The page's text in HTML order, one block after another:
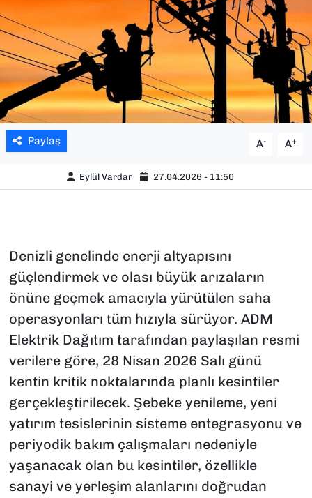
Paylaş A- A+
Eylül Vardar 27.04.2026 - 11:50
Denizli genelinde enerji altyapısını
güçlendirmek ve olası büyük arızaların
önüne geçmek amacıyla yürütülen saha
operasyonları tüm hızıyla sürüyor. ADM
Elektrik Dağıtım tarafından paylaşılan resmi
verilere göre, 28 Nisan 2026 Salı günü
kentin kritik noktalarında planlı kesintiler
gerçekleştirilecek. Şebeke yenileme, yeni
yatırım tesislerinin sisteme entegrasyonu ve
periyodik bakım çalışmaları nedeniyle
yaşanacak olan bu kesintiler, özellikle
sanayi ve yerleşim alanlarını doğrudan